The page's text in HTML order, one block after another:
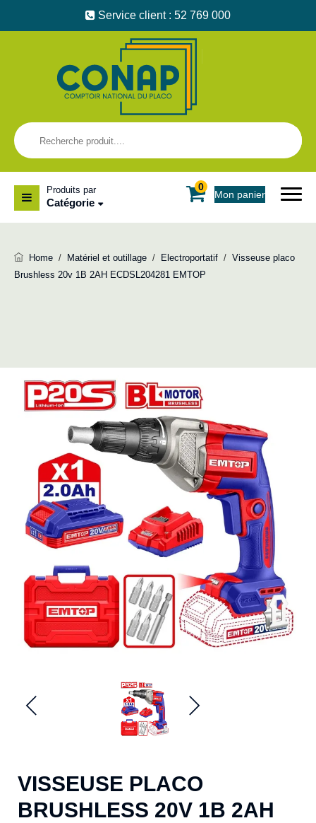
Service client : 52 769 000
0
Mon panier
Produits par
Catégorie
Home / Matériel et outillage / Electroportatif / Visseuse placo
Brushless 20v 1B 2AH ECDSL204281 EMTOP
VISSEUSE PLACO
BRUSHLESS 20V 1B 2AH